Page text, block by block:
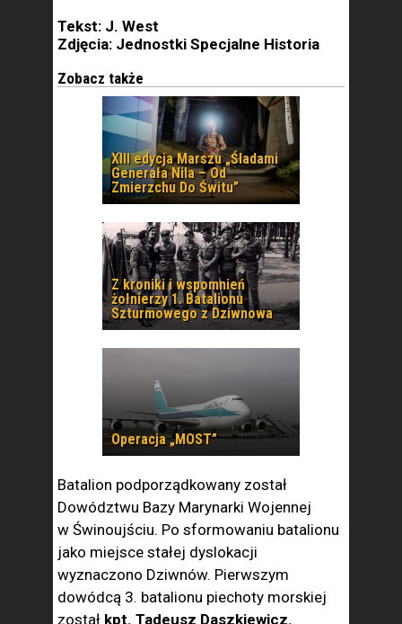
Tekst: J. West
Zdjęcia: Jednostki Specjalne Historia
Zobacz także
XIII edycja Marszu „Śladami
Generała Nila – Od
Zmierzchu Do Świtu”
Z kroniki i wspomnień
żołnierzy 1. Batalionu
Szturmowego z Dziwnowa
Operacja „MOST”
Batalion podporządkowany został
Dowództwu Bazy Marynarki Wojennej
w Świnoujściu. Po sformowaniu batalionu
jako miejsce stałej dyslokacji
wyznaczono Dziwnów. Pierwszym
dowódcą 3. batalionu piechoty morskiej
został kpt. Tadeusz Daszkiewicz.